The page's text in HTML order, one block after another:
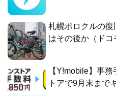
札幌ポロクルの
はその後か（ドコ
【Y!mobile】事
トアで9月末まで